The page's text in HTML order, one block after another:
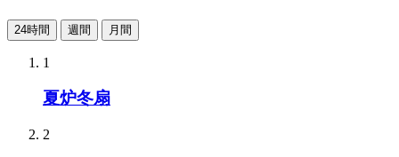
24時間 週間 月間
1
夏炉冬扇
2